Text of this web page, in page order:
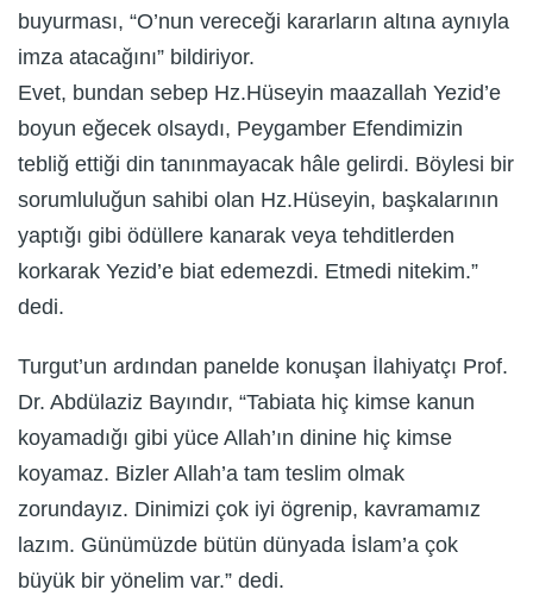
buyurması, “O’nun vereceği kararların altına aynıyla
imza atacağını” bildiriyor.
Evet, bundan sebep Hz.Hüseyin maazallah Yezid’e
boyun eğecek olsaydı, Peygamber Efendimizin
tebliğ ettiği din tanınmayacak hâle gelirdi. Böylesi bir
sorumluluğun sahibi olan Hz.Hüseyin, başkalarının
yaptığı gibi ödüllere kanarak veya tehditlerden
korkarak Yezid’e biat edemezdi. Etmedi nitekim.”
dedi.
Turgut’un ardından panelde konuşan İlahiyatçı Prof.
Dr. Abdülaziz Bayındır, “Tabiata hiç kimse kanun
koyamadığı gibi yüce Allah’ın dinine hiç kimse
koyamaz. Bizler Allah’a tam teslim olmak
zorundayız. Dinimizi çok iyi ögrenip, kavramamız
lazım. Günümüzde bütün dünyada İslam’a çok
büyük bir yönelim var.” dedi.